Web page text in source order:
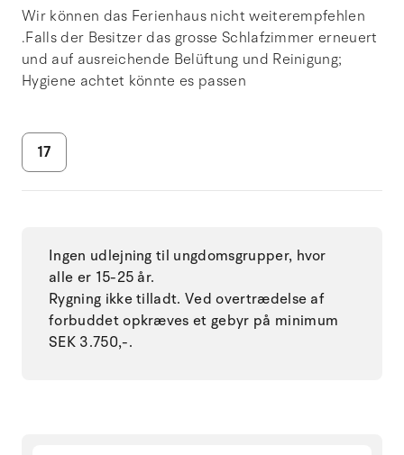
Wir können das Ferienhaus nicht weiterempfehlen
.Falls der Besitzer das grosse Schlafzimmer erneuert
und auf ausreichende Belüftung und Reinigung;
Hygiene achtet könnte es passen
17
Ingen udlejning til ungdomsgrupper, hvor
alle er 15-25 år.
Rygning ikke tilladt. Ved overtrædelse af
forbuddet opkræves et gebyr på minimum
SEK 3.750,-.